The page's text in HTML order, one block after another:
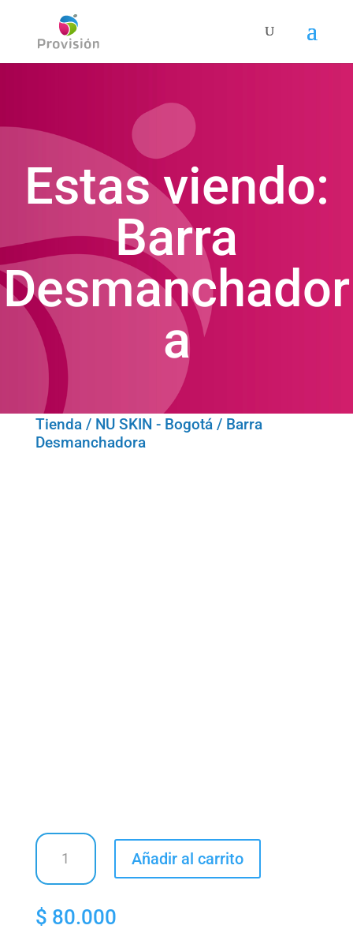
Estas viendo:
Barra
Desmanchador
a
Tienda/ NU SKIN - Bogotá/ Barra
Desmanchadora
Barra
Desmanchadora
cantidad
Añadir al carrito
$ 80.000